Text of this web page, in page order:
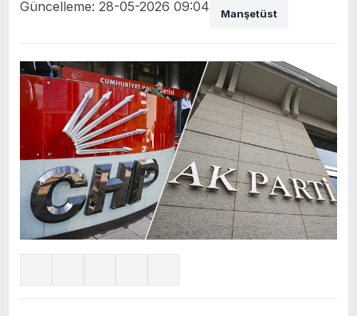
Güncelleme: 28-05-2026 09:04
Manşetüst